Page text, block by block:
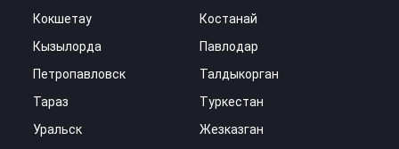
Кокшетау
Костанай
Кызылорда
Павлодар
Петропавловск
Талдыкорган
Тараз
Туркестан
Уральск
Жезказган